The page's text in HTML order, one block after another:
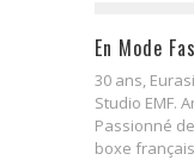
En Mode
30 ans,
Studio EMF.
Passionné
boxe